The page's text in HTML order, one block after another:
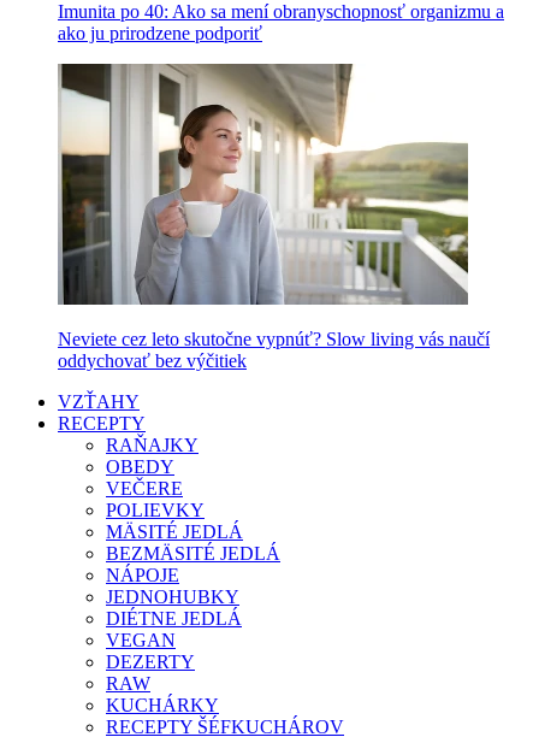
Imunita po 40: Ako sa mení obranyschopnosť organizmu a
ako ju prirodzene podporiť
Neviete cez leto skutočne vypnúť? Slow living vás naučí
oddychovať bez výčitiek
VZŤAHY
RECEPTY
RAŇAJKY
OBEDY
VEČERE
POLIEVKY
MÄSITÉ JEDLÁ
BEZMÄSITÉ JEDLÁ
NÁPOJE
JEDNOHUBKY
DIÉTNE JEDLÁ
VEGAN
DEZERTY
RAW
KUCHÁRKY
RECEPTY ŠÉFKUCHÁROV